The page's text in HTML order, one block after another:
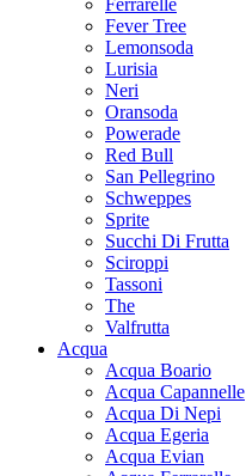
Ferrarelle
Fever Tree
Lemonsoda
Lurisia
Neri
Oransoda
Powerade
Red Bull
San Pellegrino
Schweppes
Sprite
Succhi Di Frutta
Sciroppi
Tassoni
The
Valfrutta
Acqua
Acqua Boario
Acqua Capannelle
Acqua Di Nepi
Acqua Egeria
Acqua Evian